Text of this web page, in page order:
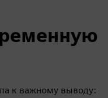
к важному выводу: